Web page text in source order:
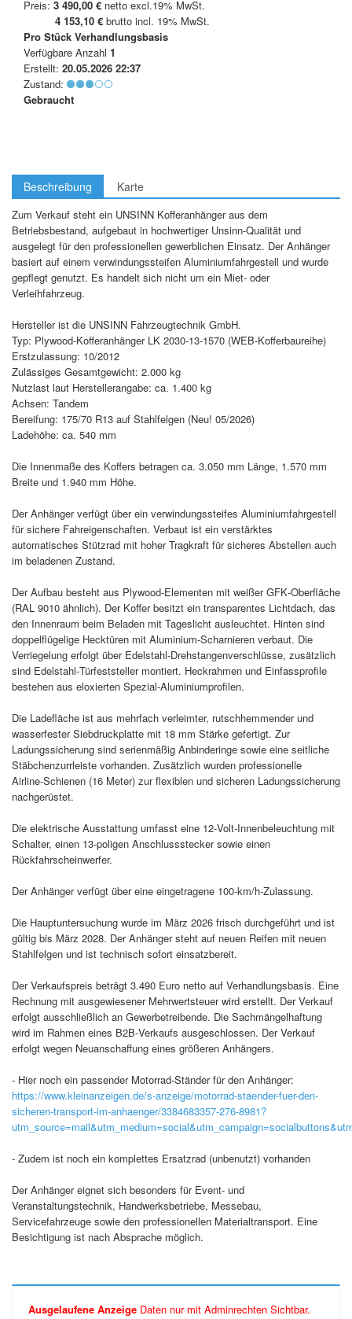
Preis: 3 490,00 € netto excl.19% MwSt.
4 153,10 € brutto incl. 19% MwSt.
Pro Stück Verhandlungsbasis
Verfügbare Anzahl 1
Erstellt: 20.05.2026 22:37
Zustand:
Gebraucht
Beschreibung Karte
Zum Verkauf steht ein UNSINN Kofferanhänger aus dem
Betriebsbestand, aufgebaut in hochwertiger Unsinn‑Qualität und
ausgelegt für den professionellen gewerblichen Einsatz. Der Anhänger
basiert auf einem verwindungssteifen Aluminiumfahrgestell und wurde
gepflegt genutzt. Es handelt sich nicht um ein Miet‑ oder
Verleihfahrzeug.
Hersteller ist die UNSINN Fahrzeugtechnik GmbH.
Typ: Plywood‑Kofferanhänger LK 2030‑13‑1570 (WEB‑Kofferbaureihe)
Erstzulassung: 10/2012
Zulässiges Gesamtgewicht: 2.000 kg
Nutzlast laut Herstellerangabe: ca. 1.400 kg
Achsen: Tandem
Bereifung: 175/70 R13 auf Stahlfelgen (Neu! 05/2026)
Ladehöhe: ca. 540 mm
Die Innenmaße des Koffers betragen ca. 3.050 mm Länge, 1.570 mm
Breite und 1.940 mm Höhe.
Der Anhänger verfügt über ein verwindungssteifes Aluminiumfahrgestell
für sichere Fahreigenschaften. Verbaut ist ein verstärktes
automatisches Stützrad mit hoher Tragkraft für sicheres Abstellen auch
im beladenen Zustand.
Der Aufbau besteht aus Plywood‑Elementen mit weißer GFK‑Oberfläche
(RAL 9010 ähnlich). Der Koffer besitzt ein transparentes Lichtdach, das
den Innenraum beim Beladen mit Tageslicht ausleuchtet. Hinten sind
doppelflügelige Hecktüren mit Aluminium‑Scharnieren verbaut. Die
Verriegelung erfolgt über Edelstahl‑Drehstangenverschlüsse, zusätzlich
sind Edelstahl‑Türfeststeller montiert. Heckrahmen und Einfassprofile
bestehen aus eloxierten Spezial‑Aluminiumprofilen.
Die Ladefläche ist aus mehrfach verleimter, rutschhemmender und
wasserfester Siebdruckplatte mit 18 mm Stärke gefertigt. Zur
Ladungssicherung sind serienmäßig Anbinderinge sowie eine seitliche
Stäbchenzurrleiste vorhanden. Zusätzlich wurden professionelle
Airline‑Schienen (16 Meter) zur flexiblen und sicheren Ladungssicherung
nachgerüstet.
Die elektrische Ausstattung umfasst eine 12‑Volt‑Innenbeleuchtung mit
Schalter, einen 13‑poligen Anschlussstecker sowie einen
Rückfahrscheinwerfer.
Der Anhänger verfügt über eine eingetragene 100‑km/h‑Zulassung.
Die Hauptuntersuchung wurde im März 2026 frisch durchgeführt und ist
gültig bis März 2028. Der Anhänger steht auf neuen Reifen mit neuen
Stahlfelgen und ist technisch sofort einsatzbereit.
Der Verkaufspreis beträgt 3.490 Euro netto auf Verhandlungsbasis. Eine
Rechnung mit ausgewiesener Mehrwertsteuer wird erstellt. Der Verkauf
erfolgt ausschließlich an Gewerbetreibende. Die Sachmängelhaftung
wird im Rahmen eines B2B‑Verkaufs ausgeschlossen. Der Verkauf
erfolgt wegen Neuanschaffung eines größeren Anhängers.
- Hier noch ein passender Motorrad-Ständer für den Anhänger:
https://www.kleinanzeigen.de/s-anzeige/motorrad-staender-fuer-den-
sicheren-transport-im-anhaenger/3384683357-276-8981?
- Zudem ist noch ein komplettes Ersatzrad (unbenutzt) vorhanden
Der Anhänger eignet sich besonders für Event‑ und
Veranstaltungstechnik, Handwerksbetriebe, Messebau,
Servicefahrzeuge sowie den professionellen Materialtransport. Eine
Besichtigung ist nach Absprache möglich.
Ausgelaufene Anzeige Daten nur mit Adminrechten Sichtbar.